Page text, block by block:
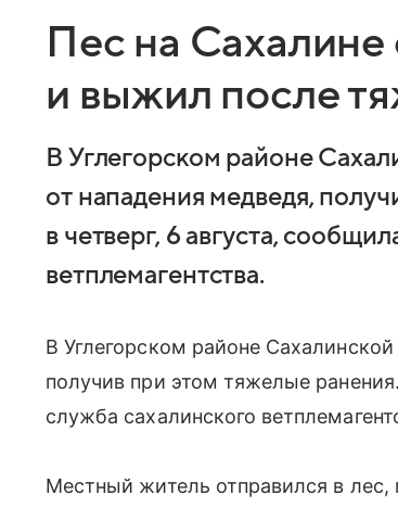
Пес на Сахалине
и выжил после
В Углегорском районе
от нападения медведя,
в четверг, 6 августа,
ветплемагентства.
В Углегорском районе
получив при этом тяжелые
служба сахалинского
Местный житель отправился в